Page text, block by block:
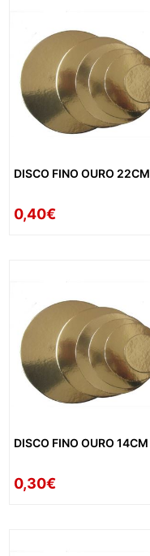
DISCO FINO OURO 22CM
0,40€
DISCO FINO OURO 14CM
0,30€